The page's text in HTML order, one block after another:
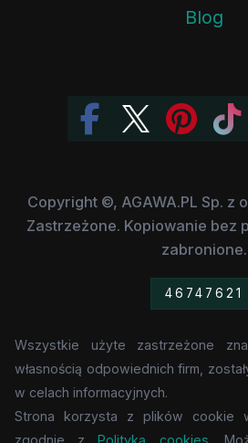
Blog
Copyright ©, AGAWA.PL Sp. z
Zastrzeżone. Kopiowanie bez
zabronione.
46747621
Wszystkie użyte zastrzeżone
własnością odpowiednich firm,
w celach informacyjnych.
Strona korzysta z plików cookie